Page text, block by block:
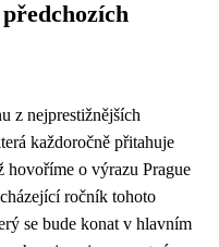
z nejprestižnějších
každoročně přitahuje
hovoříme o výrazu Prague
ročník tohoto
se bude konat v hlavním